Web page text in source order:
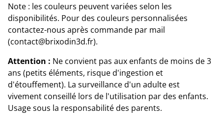
Note : les couleurs peuvent variées selon les
disponibilités. Pour des couleurs personnalisées
contactez-nous après commande par mail
(contact@brixodin3d.fr).
Attention : Ne convient pas aux enfants de moins de 3
ans (petits éléments, risque d'ingestion et
d'étouffement). La surveillance d'un adulte est
vivement conseillé lors de l'utilisation par des enfants.
Usage sous la responsabilité des parents.